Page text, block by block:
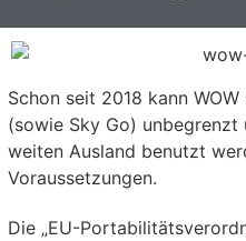
Schon seit 2018 kann
(sowie Sky Go)
weiten Ausland benutzt
Voraussetzungen.
Die „EU-